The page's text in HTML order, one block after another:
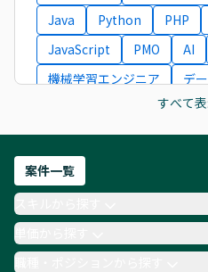
Java
Python PHP
JavaScript
PMO AI
機械学習エンジニア
デ
IT
フロントエンドエンジニア
ネットワークエンジニア
AIエンジニア
Webデザ
月収100万円 業務委託
TypeScript
Laravel
すべて
案件一覧
単価から探す
職種・ポジションから探す